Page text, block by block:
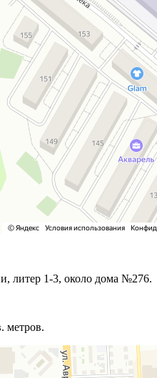
литер 1-3, около дома №276.
метров.